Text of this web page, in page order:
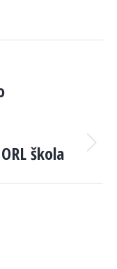
škola